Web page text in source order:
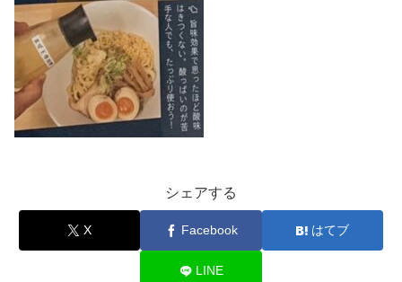
シェアする
X Facebook はてブ
LINE